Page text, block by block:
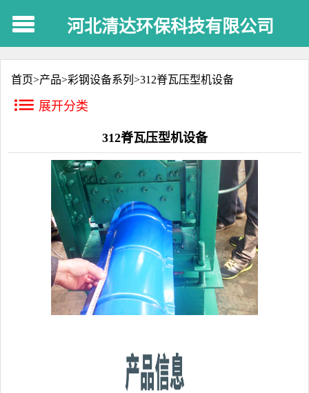
河北清达环保科技有限公司
首页>产品>彩钢设备系列 >312脊瓦压型机设备
展开分类
312脊瓦压型机设备